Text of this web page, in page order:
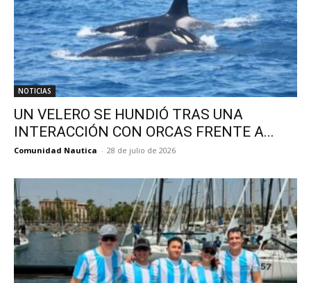
NOTICIAS
UN VELERO SE HUNDIÓ TRAS UNA
INTERACCIÓN CON ORCAS FRENTE A...
Comunidad Nautica - 28 de julio de 2026